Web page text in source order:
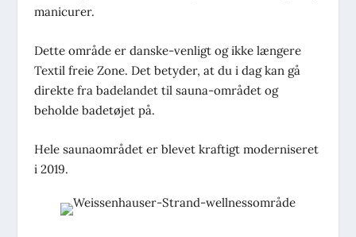
manicurer.
Dette område er danske-venligt og ikke længere
Textil freie Zone. Det betyder, at du i dag kan gå
direkte fra badelandet til sauna-området og
beholde badetøjet på.
Hele saunaområdet er blevet kraftigt moderniseret
i 2019.